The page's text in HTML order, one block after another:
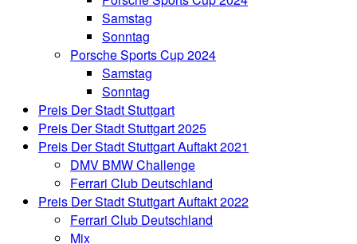
Samstag
Sonntag
Porsche Sports Cup 2024
Samstag
Sonntag
Preis Der Stadt Stuttgart
Preis Der Stadt Stuttgart 2025
Preis Der Stadt Stuttgart Auftakt 2021
DMV BMW Challenge
Ferrari Club Deutschland
Preis Der Stadt Stuttgart Auftakt 2022
Ferrari Club Deutschland
Mix